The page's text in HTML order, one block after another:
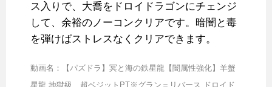
ス入りで、大喬をドロイドラゴンにチェンジ
して、余裕のノーコンクリアです。暗闇と毒
を弾けばストレスなくクリアできます。
動画名：【パズドラ】冥と海の鉄星龍【闇属性強化】羊蟹
星龍 地獄級 超ベジットPT※グラン＝リバース,ドロイド